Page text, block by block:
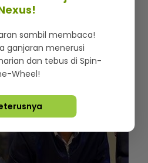
wujudkan platform
‘comeback’ Jozan
sambil membaca!
ganjaran menerusi
dan tebus di Spin-
Wheel!